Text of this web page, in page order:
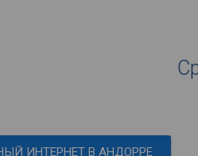
ИНТЕРНЕТ В АНДОРРЕ